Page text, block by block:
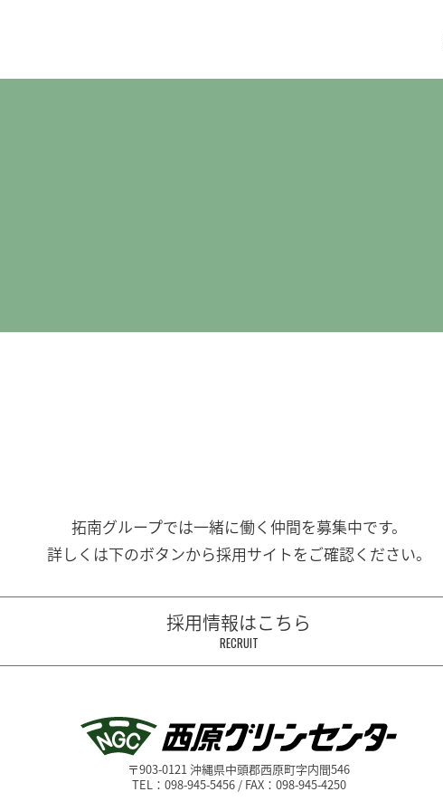
拓南グループでは一緒に働く 仲間を募集中です。
詳しくは下のボタンから採用サイトをご確認ください。
採用情報はこちら
RECRUIT
〒903-0121 沖縄県中頭郡西原町字内間546
TEL：098-945-5456 / FAX：098-945-4250